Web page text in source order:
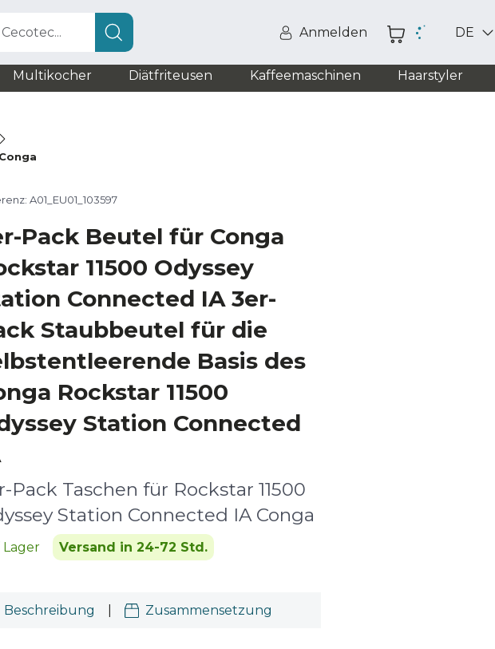
Anmelden DE
Multikocher Diätfriteusen Kaffeemaschinen Haarstyler
A01_EU01_103597
Pack Beutel für Conga
11500 Odyssey
Connected IA 3er-
Staubbeutel für die
Basis des
Rockstar 11500
Station Connected
Pack Taschen für Rockstar 11500
Station Connected IA Conga
Versand in 24-72 Std.
Beschreibung Zusammensetzung